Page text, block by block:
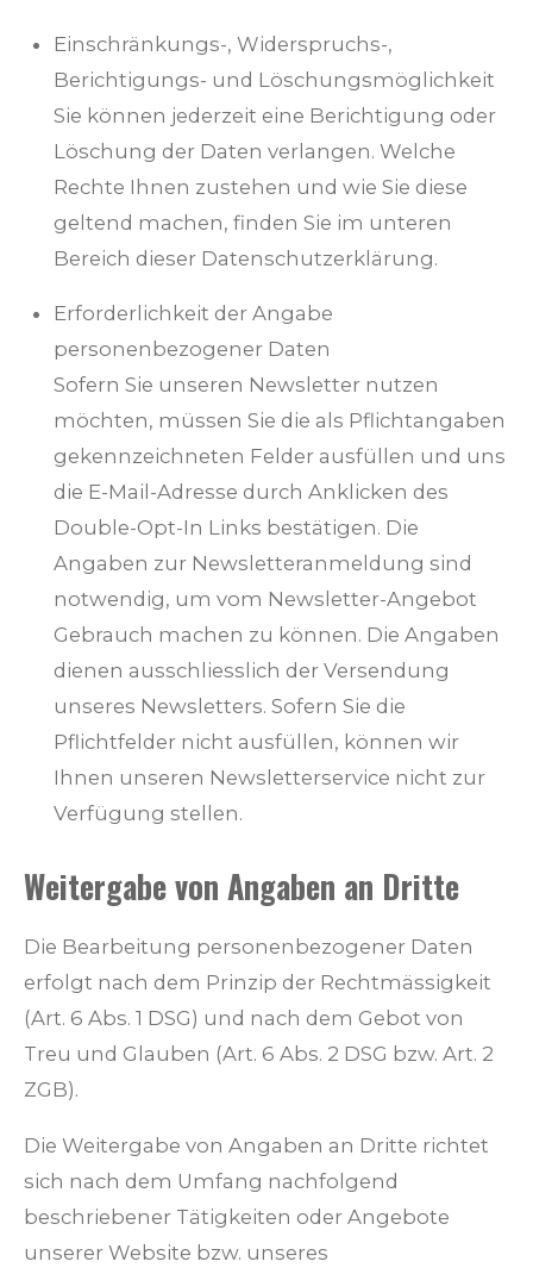
Einschränkungs-, Widerspruchs-,
Berichtigungs- und Löschungsmöglichkeit
Sie können jederzeit eine Berichtigung oder
Löschung der Daten verlangen. Welche
Rechte Ihnen zustehen und wie Sie diese
geltend machen, finden Sie im unteren
Bereich dieser Datenschutzerklärung.
Erforderlichkeit der Angabe
personenbezogener Daten
Sofern Sie unseren Newsletter nutzen
möchten, müssen Sie die als Pflichtangaben
gekennzeichneten Felder ausfüllen und uns
die E-Mail-Adresse durch Anklicken des
Double-Opt-In Links bestätigen. Die
Angaben zur Newsletteranmeldung sind
notwendig, um vom Newsletter-Angebot
Gebrauch machen zu können. Die Angaben
dienen ausschliesslich der Versendung
unseres Newsletters. Sofern Sie die
Pflichtfelder nicht ausfüllen, können wir
Ihnen unseren Newsletterservice nicht zur
Verfügung stellen.
Weitergabe von Angaben an Dritte
Die Bearbeitung personenbezogener Daten
erfolgt nach dem Prinzip der Rechtmässigkeit
(Art. 6 Abs. 1 DSG) und nach dem Gebot von
Treu und Glauben (Art. 6 Abs. 2 DSG bzw. Art. 2
ZGB).
Die Weitergabe von Angaben an Dritte richtet
sich nach dem Umfang nachfolgend
beschriebener Tätigkeiten oder Angebote
unserer Website bzw. unseres